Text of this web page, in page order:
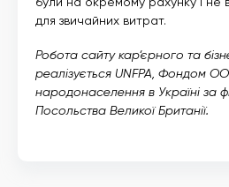
для звичайних витрат.
Робота сайту кар‘єрного та
реалізується UNFPA, Фондом
народонаселення в Україні за
Посольства Великої Британії.